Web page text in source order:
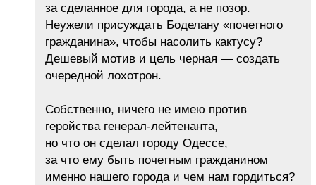
за сделанное для города, а не позор.
Неужели присуждать Боделану «почетного
гражданина», чтобы насолить кактусу?
Дешевый мотив и цель черная — создать
очередной лохотрон.
Собственно, ничего не имею против
геройства генерал-лейтенанта,
но что он сделал городу Одессе,
за что ему быть почетным гражданином
именно нашего города и чем нам гордиться?